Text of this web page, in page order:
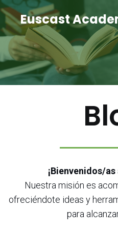
Euscast
¡Bienvenidos/
Nuestra misión es
ofreciéndote ideas y
para